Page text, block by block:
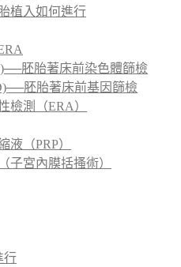
植入如何進行
胚胎著床前染色體篩檢
胚胎著床前基因篩檢
檢測（ERA）
液（PRP）
子宮內膜括搔術）
行